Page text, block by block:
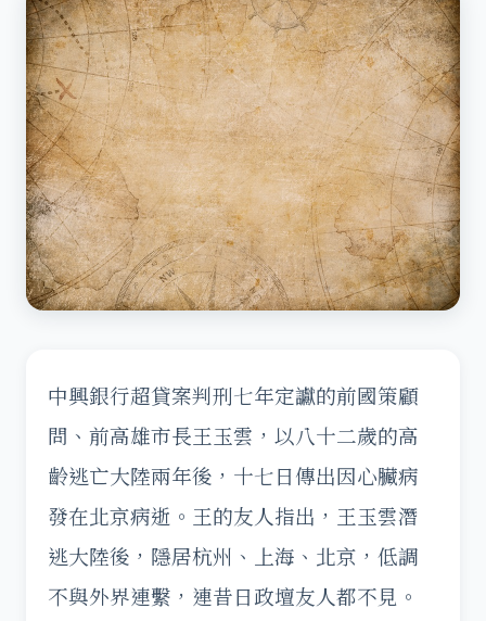
中興銀行超貸案判刑七年定讞的前國策顧
問、前高雄市長王玉雲，以八十二歲的高
齡逃亡大陸兩年後，十七日傳出因心臟病
發在北京病逝。王的友人指出，王玉雲潛
逃大陸後，隱居杭州、上海、北京，低調
不與外界連繫，連昔日政壇友人都不見。